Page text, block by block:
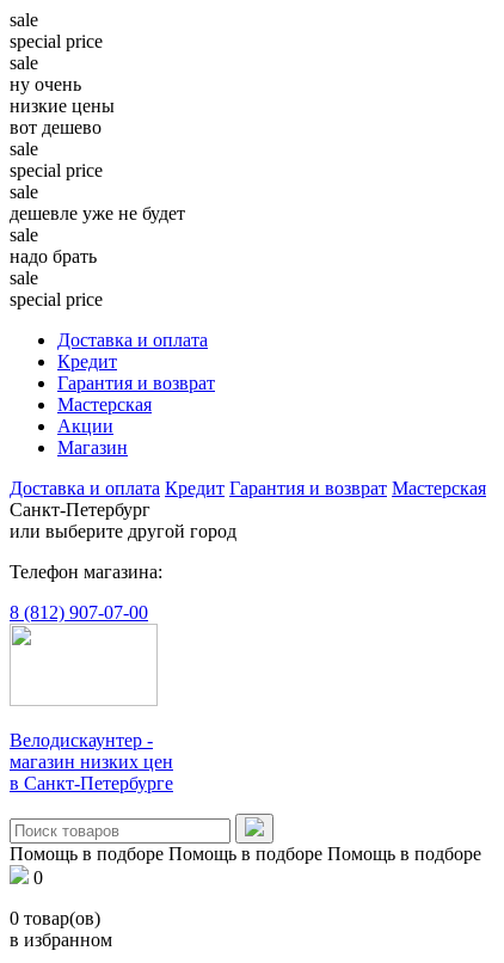
sale
special price
sale
ну очень
низкие цены
вот дешево
sale
special price
sale
дешевле уже не будет
sale
надо брать
sale
special price
Доставка и оплата
Кредит
Гарантия и возврат
Мастерская
Акции
Магазин
Доставка и оплата Кредит Гарантия и возврат Мастерская
Санкт-Петербург
или выберите другой город
Телефон магазина:
8 (812) 907-07-00
Велодискаунтер -
магазин низких цен
в Санкт-Петербурге
Помощь в подборе Помощь в подборе Помощь в подборе
0
0 товар(ов)
в избранном